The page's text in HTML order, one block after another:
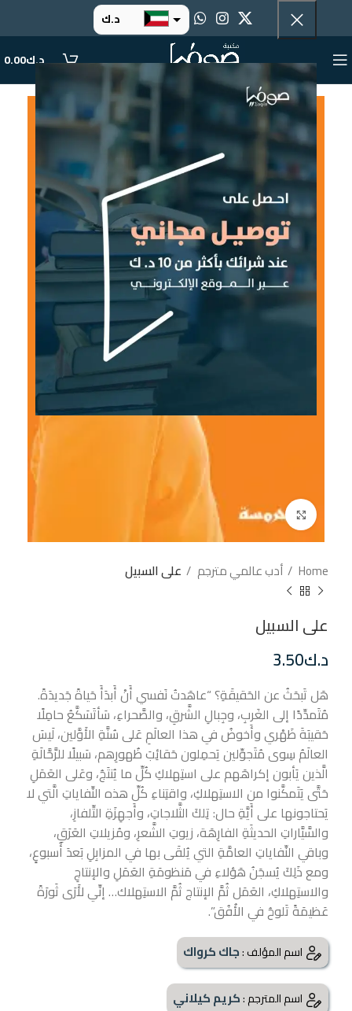
د.ك
ر.س
.د.ب
د.ك0.00
إضغط للتكبير
Home أدب عالمي مترجم على السبيل
على السبيل
د.ك3.50
هَل تَبحَثُ عن الحَقيقَةِ؟ “عاهَدتُ نَفسي أَنْ أَبدَأَ حَياةً جَديدَةً.
مُتَمدِّدًا إلى الغَربِ، وجِبالِ الشَّرقِ، والصَّحراءِ، سَأتَسَكَّعُ حامِلًا
حَقيبَةَ ظَهْري وأَخوضُ في هذا العالَمِ عَلى سُنَّةِ الأَوَّلين، لَيسَ
العالَمُ سِوى مُتَجوِّلين يَحمِلون حَقائِبَ ظُهورِهم، سَبيلًا للرَّحَّالَةِ
الَّذين يَأبون إكراهَهم على استِهلاكِ كُلِّ ما يُنتَجُ، وعَلى العَمَلِ
حَتَّى يَتَمكَّنوا من الاستِهلاكِ، واقتِناءِ كُلِّ هذه النِّفاياتِ الَّتي لا
يَحتاجونها على أَيَّةِ حال: تِلكَ الثَّلاجاتِ، وأَجهِزَةِ التِّلفازِ،
والسَّيَّاراتِ الحديثَةِ الفارِهَة، زيوتِ الشَّعرِ، ومُزيلاتِ العَرَقِ،
وباقي النِّفاياتِ العامَّةِ التي يُلقَى بها في المزابِلِ بَعدَ أُسبوعٍ،
ومع ذَلِكَ يُسجَنُ هَؤلاءِ في مَنظومَةِ العَمَلِ والإنتاجِ
والاستِهلاكِ، العَمَل ثُمَّ الإنتاج ثُمَّ الاستِهلاك… إنِّي لأَرَى ثَورَةً
عَظيمَةً تَلوحُ في الأُفُق”.
اسم المؤلف :جاك كرواك
اسم المترجم :كريم كيلاني